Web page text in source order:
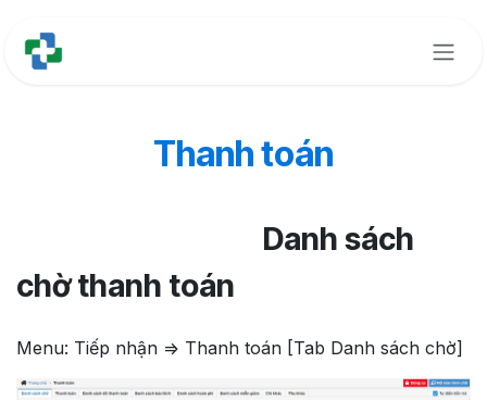
Thanh toán
​Danh sách
chờ thanh toán
Menu: Tiếp nhận => Thanh toán [Tab Danh sách chờ]